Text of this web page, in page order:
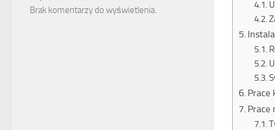
Prace
Prace
Brak komentarzy do wyświetlenia.